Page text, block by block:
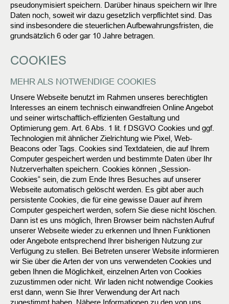
pseudonymisiert speichern. Darüber hinaus speichern wir Ihre
Daten noch, soweit wir dazu gesetzlich verpflichtet sind. Das
sind insbesondere die steuerlichen Aufbewahrungsfristen, die
grundsätzlich 6 oder gar 10 Jahre betragen.
COOKIES
MEHR ALS NOTWENDIGE COOKIES
Unsere Webseite benutzt im Rahmen unseres berechtigten
Interesses an einem technisch einwandfreien Online Angebot
und seiner wirtschaftlich-effizienten Gestaltung und
Optimierung gem. Art. 6 Abs. 1 lit. f DSGVO Cookies und ggf.
Technologien mit ähnlicher Zielrichtung wie Pixel, Web-
Beacons oder Tags. Cookies sind Textdateien, die auf Ihrem
Computer gespeichert werden und bestimmte Daten über Ihr
Nutzerverhalten speichern. Cookies können „Session-
Cookies“ sein, die zum Ende Ihres Besuches auf unserer
Webseite automatisch gelöscht werden. Es gibt aber auch
persistente Cookies, die für eine gewisse Dauer auf ihrem
Computer gespeichert werden, sofern Sie diese nicht löschen.
Dann ist es uns möglich, Ihren Browser beim nächsten Aufruf
unserer Webseite wieder zu erkennen und Ihnen Funktionen
oder Angebote entsprechend Ihrer bisherigen Nutzung zur
Verfügung zu stellen. Bei Betreten unserer Website informieren
wir Sie über die Arten der von uns verwendeten Cookies und
geben Ihnen die Möglichkeit, einzelnen Arten von Cookies
zuzustimmen oder nicht. Wir laden nicht notwendige Cookies
erst dann, wenn Sie Ihrer Verwendung der Art nach
zugestimmt haben. Nähere Informationen zu den von uns